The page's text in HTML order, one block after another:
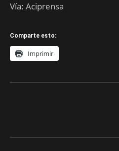
Vía: Aciprensa
Comparte esto:
Imprimir